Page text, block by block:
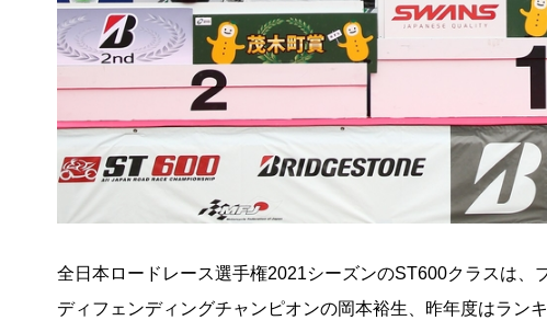
全日本ロードレース選手権2021シーズンのST600クラスは、
ディフェンディングチャンピオンの岡本裕生、昨年度はラン